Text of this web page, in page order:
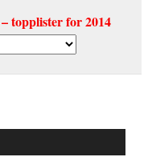
topplister for 2014